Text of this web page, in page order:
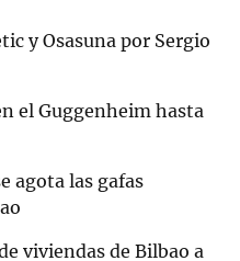
y Osasuna por Sergio
el Guggenheim hasta
agota las gafas
viviendas de Bilbao a